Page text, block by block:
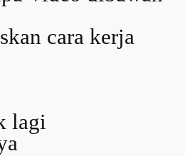
cara kerja
lagi